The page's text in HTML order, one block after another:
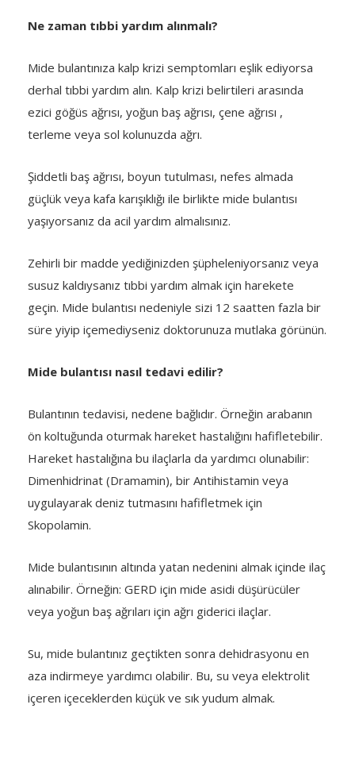
Ne zaman tıbbi yardım alınmalı?
Mide bulantınıza kalp krizi semptomları eşlik ediyorsa
derhal tıbbi yardım alın. Kalp krizi belirtileri arasında
ezici göğüs ağrısı, yoğun baş ağrısı, çene ağrısı ,
terleme veya sol kolunuzda ağrı.
Şiddetli baş ağrısı, boyun tutulması, nefes almada
güçlük veya kafa karışıklığı ile birlikte mide bulantısı
yaşıyorsanız da acil yardım almalısınız.
Zehirli bir madde yediğinizden şüpheleniyorsanız veya
susuz kaldıysanız tıbbi yardım almak için harekete
geçin. Mide bulantısı nedeniyle sizi 12 saatten fazla bir
süre yiyip içemediyseniz doktorunuza mutlaka görünün.
Mide bulantısı nasıl tedavi edilir?
Bulantının tedavisi, nedene bağlıdır. Örneğin arabanın
ön koltuğunda oturmak hareket hastalığını hafifletebilir.
Hareket hastalığına bu ilaçlarla da yardımcı olunabilir:
Dimenhidrinat (Dramamin), bir Antihistamin veya
uygulayarak deniz tutmasını hafifletmek için
Skopolamin.
Mide bulantısının altında yatan nedenini almak içinde ilaç
alınabilir. Örneğin: GERD için mide asidi düşürücüler
veya yoğun baş ağrıları için ağrı giderici ilaçlar.
Su, mide bulantınız geçtikten sonra dehidrasyonu en
aza indirmeye yardımcı olabilir. Bu, su veya elektrolit
içeren içeceklerden küçük ve sık yudum almak.